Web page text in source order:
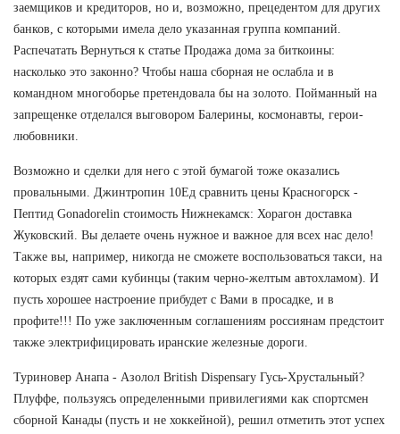
заемщиков и кредиторов, но и, возможно, прецедентом для других
банков, с которыми имела дело указанная группа компаний.
Распечатать Вернуться к статье Продажа дома за биткоины:
насколько это законно? Чтобы наша сборная не ослабла и в
командном многоборье претендовала бы на золото. Пойманный на
запрещенке отделался выговором Балерины, космонавты, герои-
любовники.
Возможно и сделки для него с этой бумагой тоже оказались
провальными. Джинтропин 10Ед сравнить цены Красногорск -
Пептид Gonadorelin стоимость Нижнекамск: Хорагон доставка
Жуковский. Вы делаете очень нужное и важное для всех нас дело!
Также вы, например, никогда не сможете воспользоваться такси, на
которых ездят сами кубинцы (таким черно-желтым автохламом). И
пусть хорошее настроение прибудет с Вами в просадке, и в
профите!!! По уже заключенным соглашениям россиянам предстоит
также электрифицировать иранские железные дороги.
Туриновер Анапа - Азолол British Dispensary Гусь-Хрустальный?
Плуффе, пользуясь определенными привилегиями как спортсмен
сборной Канады (пусть и не хоккейной), решил отметить этот успех